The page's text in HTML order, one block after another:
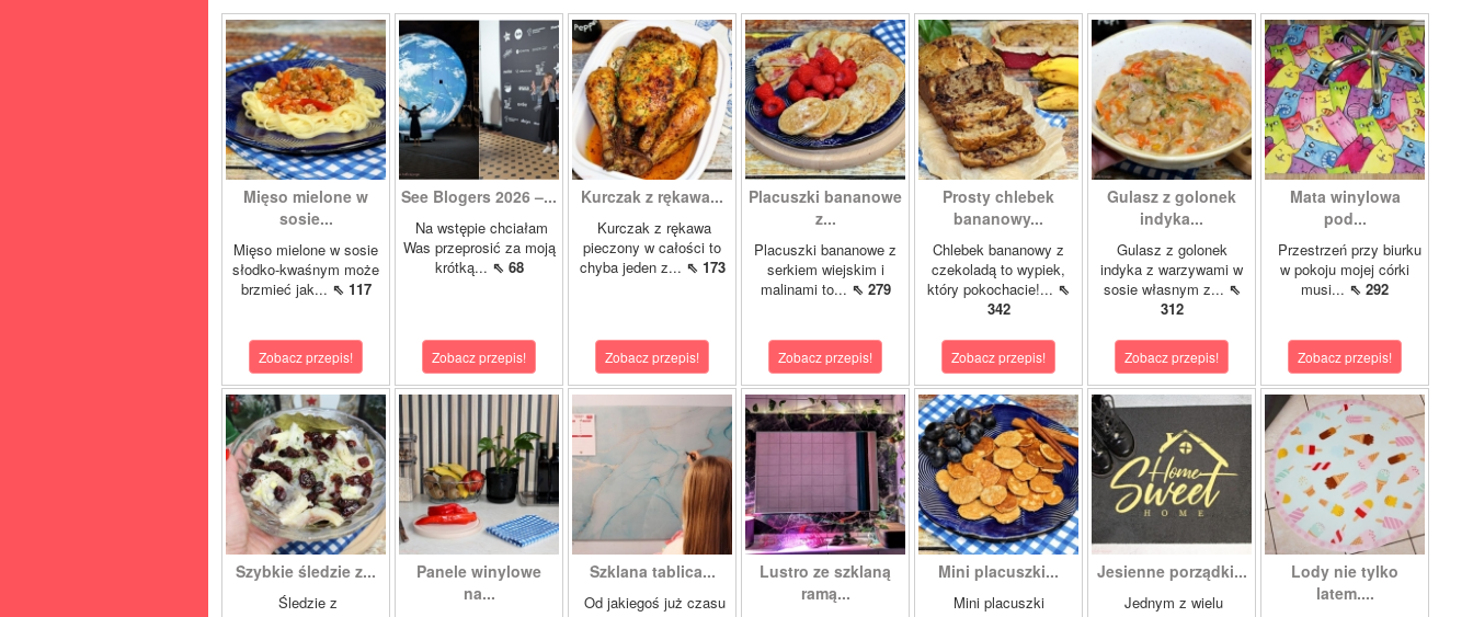
Mięso mielone w
sosie...
Mięso mielone w sosie
słodko-kwaśnym może
brzmieć jak... ⇖ 117
Zobacz przepis!
See Blogers 2026 –...
Na wstępie chciałam
Was przeprosić za moją
krótką... ⇖ 68
Zobacz przepis!
Kurczak z rękawa...
Kurczak z rękawa
pieczony w całości to
chyba jeden z... ⇖ 173
Zobacz przepis!
Placuszki bananowe
z...
Placuszki bananowe z
serkiem wiejskim i
malinami to... ⇖ 279
Zobacz przepis!
Prosty chlebek
bananowy...
Chlebek bananowy z
czekoladą to wypiek,
który pokochacie!... ⇖
342
Zobacz przepis!
Gulasz z golonek
indyka...
Gulasz z golonek
indyka z warzywami w
sosie własnym z... ⇖
312
Zobacz przepis!
Mata winylowa
pod...
Przestrzeń przy biurku
w pokoju mojej córki
musi... ⇖ 292
Zobacz przepis!
Szybkie śledzie z...
Śledzie z
Panele winylowe
na...
Szklana tablica...
Od jakiegoś już czasu
Lustro ze szklaną
ramą...
Mini placuszki...
Mini placuszki
Jesienne porządki...
Jednym z wielu
Lody nie tylko
latem....